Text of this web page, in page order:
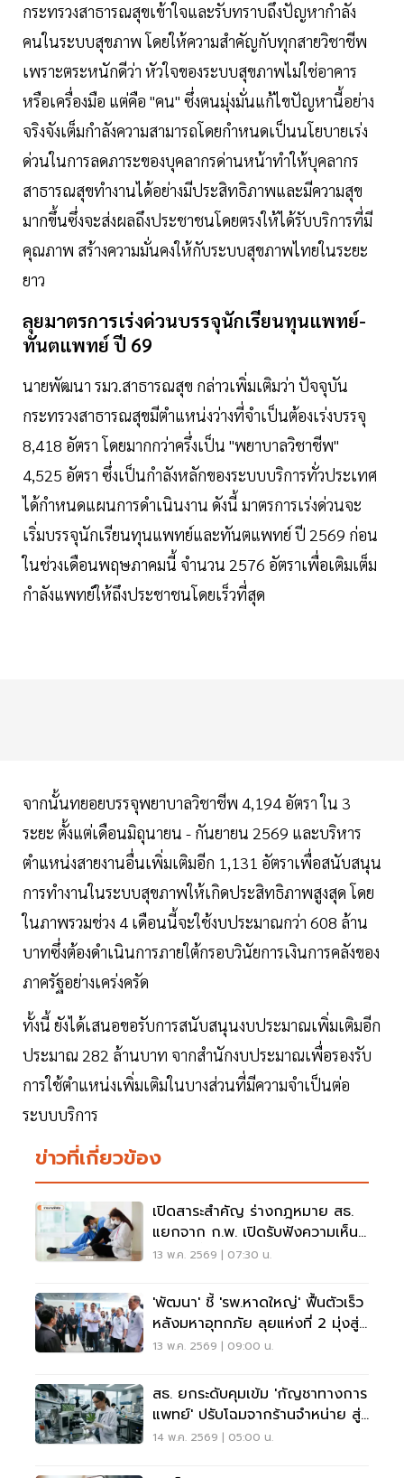
กระทรวงสาธารณสุขเข้าใจและรับทราบถึงปัญหากำลัง
คนในระบบสุขภาพ โดยให้ความสำคัญกับทุกสายวิชาชีพ
เพราะตระหนักดีว่า หัวใจของระบบสุขภาพไม่ใช่อาคาร
หรือเครื่องมือ แต่คือ "คน" ซึ่งตนมุ่งมั่นแก้ไขปัญหานี้อย่าง
จริงจังเต็มกำลังความสามารถโดยกำหนดเป็นนโยบายเร่ง
ด่วนในการลดภาระของบุคลากรด่านหน้าทำให้บุคลากร
สาธารณสุขทำงานได้อย่างมีประสิทธิภาพและมีความสุข
มากขึ้นซึ่งจะส่งผลถึงประชาชนโดยตรงให้ได้รับบริการที่มี
คุณภาพ สร้างความมั่นคงให้กับระบบสุขภาพไทยในระยะ
ยาว
ลุยมาตรการเร่งด่วนบรรจุนักเรียนทุนแพทย์-
ทันตแพทย์ ปี 69
นายพัฒนา รมว.สาธารณสุข กล่าวเพิ่มเติมว่า ปัจจุบัน
กระทรวงสาธารณสุขมีตำแหน่งว่างที่จําเป็นต้องเร่งบรรจุ
8,418 อัตรา โดยมากกว่าครึ่งเป็น "พยาบาลวิชาชีพ"
4,525 อัตรา ซึ่งเป็นกำลังหลักของระบบบริการทั่วประเทศ
ได้กำหนดแผนการดำเนินงาน ดังนี้ มาตรการเร่งด่วนจะ
เริ่มบรรจุนักเรียนทุนแพทย์และทันตแพทย์ ปี 2569 ก่อน
ในช่วงเดือนพฤษภาคมนี้ จำนวน 2576 อัตราเพื่อเติมเต็ม
กำลังแพทย์ให้ถึงประชาชนโดยเร็วที่สุด
จากนั้นทยอยบรรจุพยาบาลวิชาชีพ 4,194 อัตรา ใน 3
ระยะ ตั้งแต่เดือนมิถุนายน - กันยายน 2569 และบริหาร
ตำแหน่งสายงานอื่นเพิ่มเติมอีก 1,131 อัตราเพื่อสนับสนุน
การทำงานในระบบสุขภาพให้เกิดประสิทธิภาพสูงสุด โดย
ในภาพรวมช่วง 4 เดือนนี้จะใช้งบประมาณกว่า 608 ล้าน
บาทซึ่งต้องดำเนินการภายใต้กรอบวินัยการเงินการคลังของ
ภาครัฐอย่างเคร่งครัด
ทั้งนี้ ยังได้เสนอขอรับการสนับสนุนงบประมาณเพิ่มเติมอีก
ประมาณ 282 ล้านบาท จากสำนักงบประมาณเพื่อรองรับ
การใช้ตำแหน่งเพิ่มเติมในบางส่วนที่มีความจำเป็นต่อ
ระบบบริการ
ข่าวที่เกี่ยวข้อง
เปิดสาระสำคัญ ร่างกฎหมาย สธ.
แยกจาก ก.พ. เปิดรับฟังความเห็น
15 พ.ค.นี้
13 พ.ค. 2569 | 07:30 น.
'พัฒนา' ชี้ 'รพ.หาดใหญ่' ฟื้นตัวเร็ว
หลังมหาอุทกภัย ลุยแห่งที่ 2 มุ่งสู่
Hub สุขภาพภาคใต้
13 พ.ค. 2569 | 09:00 น.
สธ. ยกระดับคุมเข้ม 'กัญชาทางการ
แพทย์' ปรับโฉมจากร้านจำหน่าย สู่
สถานพยาบาล
14 พ.ค. 2569 | 05:00 น.